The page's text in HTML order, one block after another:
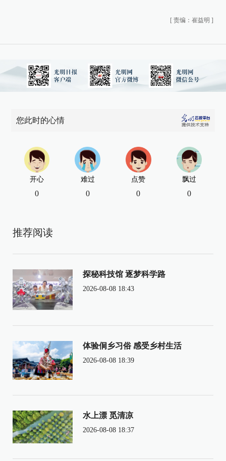
[ 责编：崔益明 ]
您此时的心情
开心
0
难过
0
点赞
0
飘过
0
推荐阅读
探秘科技馆 逐梦科学路
2026-08-08 18:43
体验侗乡习俗 感受乡村生活
2026-08-08 18:39
水上漂 觅清凉
2026-08-08 18:37